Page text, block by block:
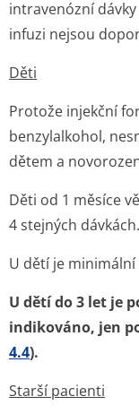
intravenózní
infuzi nejsou
Děti
Protože injekční
benzylalkohol,
dětem a
Děti od 1 měsíce
4 stejných dávkách.
U dětí je
U dětí do 3 let je
indikováno, jen
4.4).
Starší pacienti